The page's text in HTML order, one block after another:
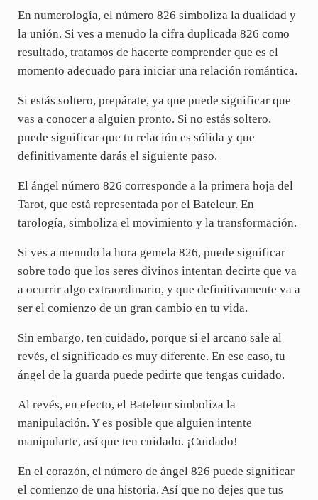
En numerología, el número 826 simboliza la dualidad y
la unión. Si ves a menudo la cifra duplicada 826 como
resultado, tratamos de hacerte comprender que es el
momento adecuado para iniciar una relación romántica.
Si estás soltero, prepárate, ya que puede significar que
vas a conocer a alguien pronto. Si no estás soltero,
puede significar que tu relación es sólida y que
definitivamente darás el siguiente paso.
El ángel número 826 corresponde a la primera hoja del
Tarot, que está representada por el Bateleur. En
tarología, simboliza el movimiento y la transformación.
Si ves a menudo la hora gemela 826, puede significar
sobre todo que los seres divinos intentan decirte que va
a ocurrir algo extraordinario, y que definitivamente va a
ser el comienzo de un gran cambio en tu vida.
Sin embargo, ten cuidado, porque si el arcano sale al
revés, el significado es muy diferente. En ese caso, tu
ángel de la guarda puede pedirte que tengas cuidado.
Al revés, en efecto, el Bateleur simboliza la
manipulación. Y es posible que alguien intente
manipularte, así que ten cuidado. ¡Cuidado!
En el corazón, el número de ángel 826 puede significar
el comienzo de una historia. Así que no dejes que tus